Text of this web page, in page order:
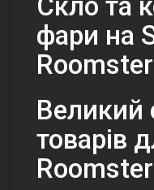
фари на
Roomster
Великий
товарів
Roomster